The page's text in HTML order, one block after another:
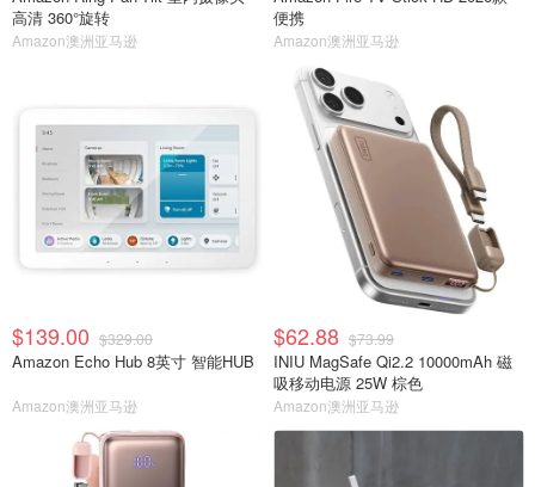
高清 360°旋转
Amazon澳洲亚马逊
便携
Amazon澳洲亚马逊
$139.00 $329.00
Amazon Echo Hub 8英寸 智能HUB
Amazon澳洲亚马逊
$62.88 $73.99
INIU MagSafe Qi2.2 10000mAh 磁
吸移动电源 25W 棕色
Amazon澳洲亚马逊